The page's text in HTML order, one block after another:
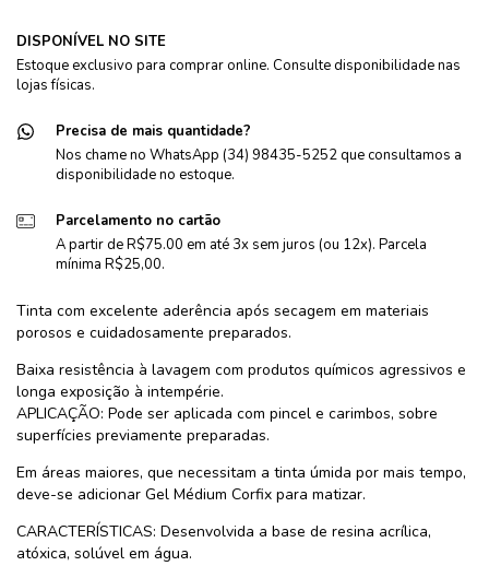
DISPONÍVEL NO SITE
Estoque exclusivo para comprar online. Consulte disponibilidade nas
lojas físicas.
Precisa de mais quantidade?
Nos chame no WhatsApp (34) 98435-5252 que consultamos a
disponibilidade no estoque.
Parcelamento no cartão
A partir de R$75.00 em até 3x sem juros (ou 12x). Parcela
mínima R$25,00.
Tinta com excelente aderência após secagem em materiais
porosos e cuidadosamente preparados.
Baixa resistência à lavagem com produtos químicos agressivos e
longa exposição à intempérie.
APLICAÇÃO: Pode ser aplicada com pincel e carimbos, sobre
superfícies previamente preparadas.
Em áreas maiores, que necessitam a tinta úmida por mais tempo,
deve-se adicionar Gel Médium Corfix para matizar.
CARACTERÍSTICAS: Desenvolvida a base de resina acrílica,
atóxica, solúvel em água.